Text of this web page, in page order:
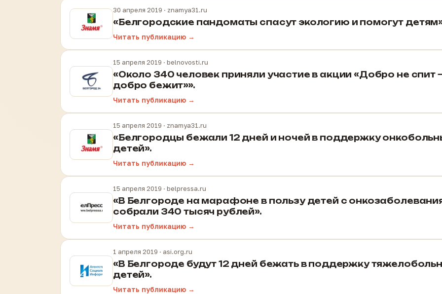
30 апреля 2019 · znamya31.ru
«Белгородские пандоматы спасут экологию и помогут
Читать публикацию →
15 апреля 2019 · belnovosti.ru
«Около 340 человек приняли участие в акции «Добро не спит
добро бежит»».
Читать публикацию →
15 апреля 2019 · znamya31.ru
«Белгородцы бежали 12 дней и ночей в поддержку
детей».
Читать публикацию →
15 апреля 2019 · belpressa.ru
«В Белгороде на марафоне в пользу детей с
собрали 340 тысяч рублей».
Читать публикацию →
1 апреля 2019 · asi.org.ru
«В Белгороде будут 12 дней бежать в поддержку
детей».
Читать публикацию →